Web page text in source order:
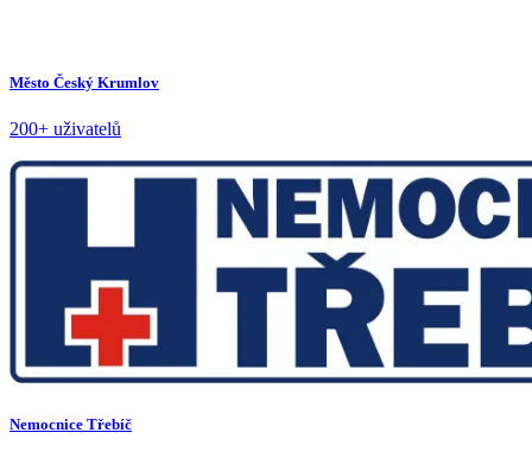
Město Český Krumlov
200+ uživatelů
Nemocnice Třebíč